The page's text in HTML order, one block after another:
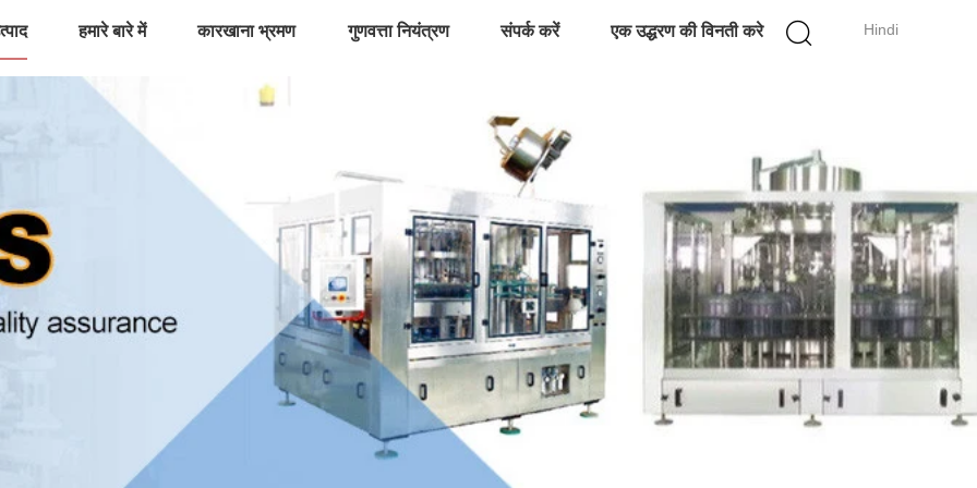
Hindi
हमारे बारे में कारखाना भ्रमण गुणवत्ता नियंत्रण संपर्क करें एक उद्धरण की विनती करे